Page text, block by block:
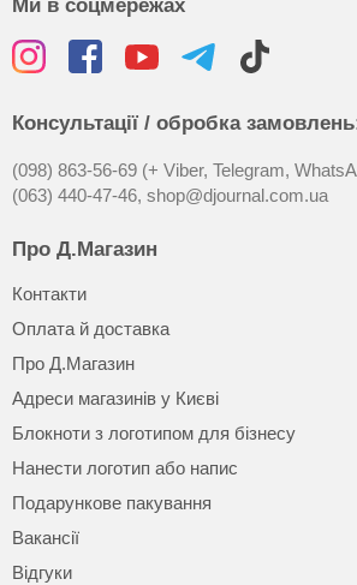
Ми в соцмережах
Консультації / обробка
(098) 863-56-69 (+ Viber, Telegram,
(063) 440-47-46, shop@djournal.com.ua
Про Д.Магазин
Контакти
Оплата й доставка
Про Д.Магазин
Адреси магазинів у Києві
Блокноти з логотипом для бізнесу
Нанести логотип або напис
Подарункове пакування
Вакансії
Відгуки